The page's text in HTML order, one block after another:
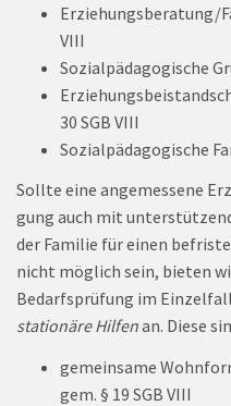
Erziehungsberatung/
VIII
Sozialpädagogische
30 SGB VIII
Sozialpädagogische
Sollte eine angemessene
gung auch mit
der Familie für einen
nicht möglich sein, bieten
Bedarfsprüfung im
stationäre Hilfenan. Diese
gemeinsame
gem. § 19 SGB VIII